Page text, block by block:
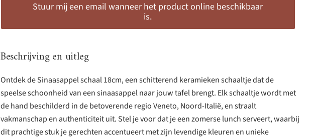
Stuur mij een email wanneer het product online beschikbaar
is.
Beschrijving en uitleg
Ontdek de Sinaasappel schaal 18cm, een schitterend keramieken schaaltje dat de
speelse schoonheid van een sinaasappel naar jouw tafel brengt. Elk schaaltje wordt met
de hand beschilderd in de betoverende regio Veneto, Noord-Italië, en straalt
vakmanschap en authenticiteit uit. Stel je voor dat je een zomerse lunch serveert, waarbij
dit prachtige stuk je gerechten accentueert met zijn levendige kleuren en unieke